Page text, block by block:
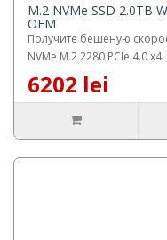
M.2 NVMe SSD 2.0TB
OEM
Получите бешеную
NVMe M.2 2280 PCIe 4.0
6202 lei